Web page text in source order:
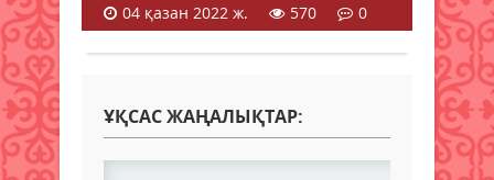
04 қазан 2022 ж.
570 0
ҰҚСАС ЖАҢАЛЫҚТАР: